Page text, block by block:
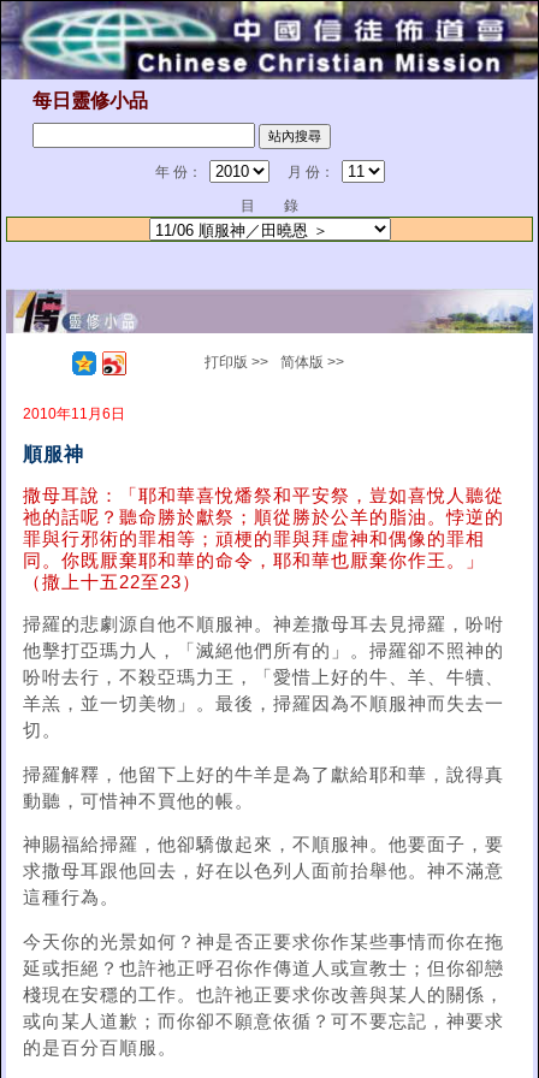
每日靈修小品
年 份：
月 份：
目 錄
打印版 >> 简体版 >>
2010年11月6日
順服神
撒母耳說：「耶和華喜悅燔祭和平安祭，豈如喜悅人聽從
祂的話呢？聽命勝於獻祭；順從勝於公羊的脂油。悖逆的
罪與行邪術的罪相等；頑梗的罪與拜虛神和偶像的罪相
同。你既厭棄耶和華的命令，耶和華也厭棄你作王。」
（撒上十五22至23）
掃羅的悲劇源自他不順服神。神差撒母耳去見掃羅，吩咐
他擊打亞瑪力人，「滅絕他們所有的」。掃羅卻不照神的
吩咐去行，不殺亞瑪力王，「愛惜上好的牛、羊、牛犢、
羊羔，並一切美物」。最後，掃羅因為不順服神而失去一
切。
掃羅解釋，他留下上好的牛羊是為了獻給耶和華，說得真
動聽，可惜神不買他的帳。
神賜福給掃羅，他卻驕傲起來，不順服神。他要面子，要
求撒母耳跟他回去，好在以色列人面前抬舉他。神不滿意
這種行為。
今天你的光景如何？神是否正要求你作某些事情而你在拖
延或拒絕？也許祂正呼召你作傳道人或宣教士；但你卻戀
棧現在安穩的工作。也許祂正要求你改善與某人的關係，
或向某人道歉；而你卻不願意依循？可不要忘記，神要求
的是百分百順服。